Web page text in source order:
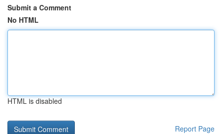
Submit a Comment
No HTML
HTML is disabled
Report Page